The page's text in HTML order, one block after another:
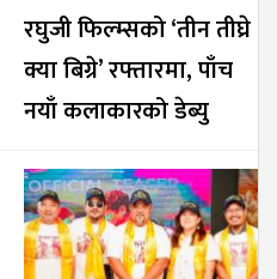
रघुजी फिल्म्सको ‘तीन तीघ्रे
क्या बिग्रे’ रफ्तारमा, पाँच
नयाँ कलाकारको डेब्यु